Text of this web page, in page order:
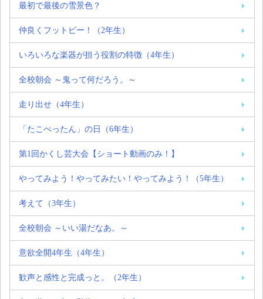
最初で最後の雪景色？
仲良くフットビー！（2年生）
いろいろな楽器が担う役割の特徴（4年生）
全校朝会 ～鬼って何だろう。～
走り出せ（4年生）
「たこぺったん」の日（6年生）
第1回かくし芸大会【ショート動画のみ！】
やってみよう！やってみたい！やってみよう！（5年生）
考えて（3年生）
全校朝会 ～いい湯だなあ。～
意欲全開4年生（4年生）
歓声と感性と完成っと。（2年生）